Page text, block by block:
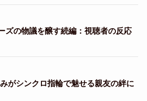
ズの物議を醸す続編：視聴者の反応
がシンクロ指輪で魅せる親友の絆に